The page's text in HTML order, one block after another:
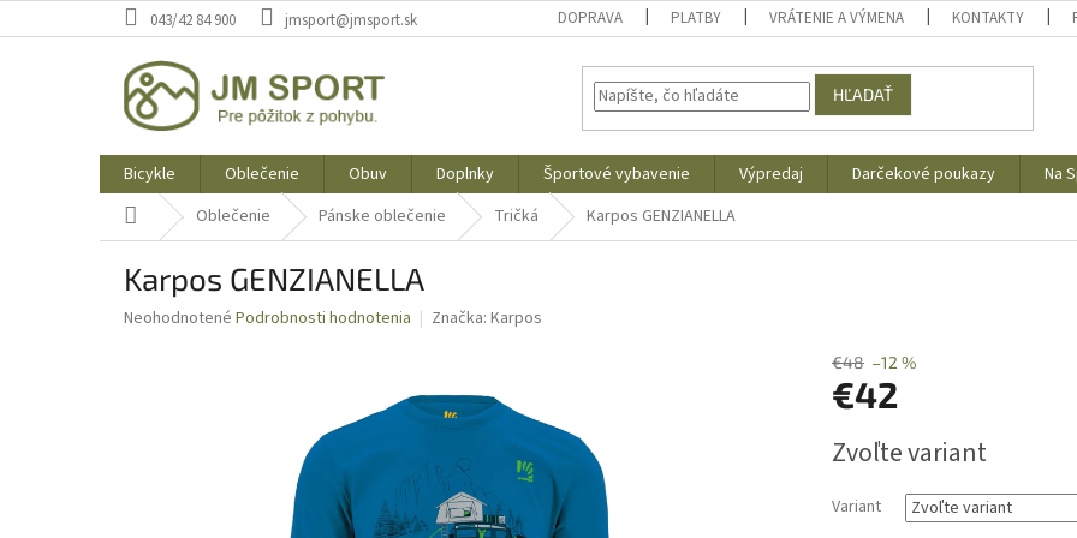
na
043/42 84 900 jmsport@jmsport.sk DOPRAVA PLATBY VRÁTENIE A VÝMENA KONTAKTY
HĽADAŤ
Bicykle Oblečenie Obuv Doplnky Športové vybavenie Výpredaj Darčekové poukazy Na
Domov Oblečenie Pánske oblečenie Tričká Karpos GENZIANELLA
Karpos GENZIANELLA
Priemerné
Neohodnotené Podrobnosti hodnotenia Značka: Karpos
€48 –12 %
€42
cena:
Zvoľte variant
Variant